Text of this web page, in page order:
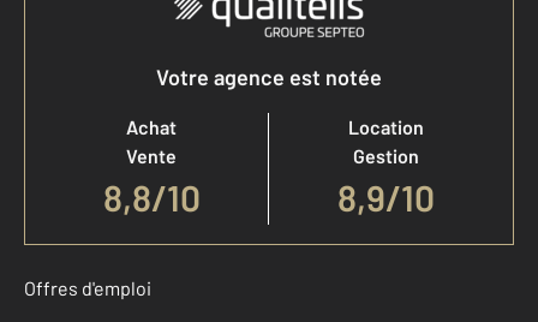
Votre agence est notée
Achat
Vente
8,8/10
Location
Gestion
8,9/10
Offres d'emploi